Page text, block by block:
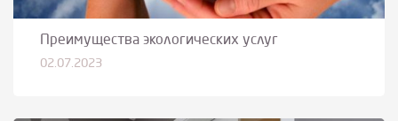
Преимущества экологических услуг
02.07.2023